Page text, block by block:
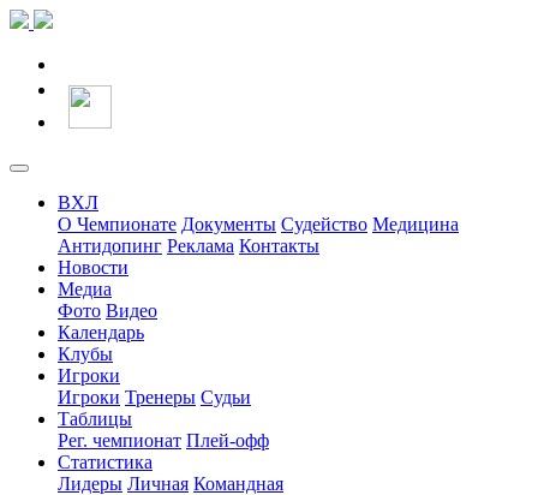
ВХЛ
О Чемпионате Документы Судейство Медицина
Антидопинг Реклама Контакты
Новости
Медиа
Фото Видео
Календарь
Клубы
Игроки
Игроки Тренеры Судьи
Таблицы
Рег. чемпионат Плей-офф
Статистика
Лидеры Личная Командная